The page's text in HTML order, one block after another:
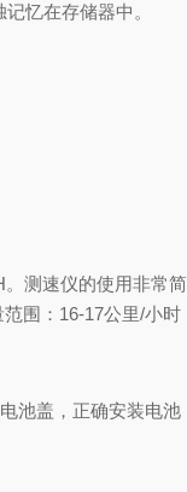
忆在存储器中。
速仪的使用非常
围：16-17公里/小
盖，正确安装电池